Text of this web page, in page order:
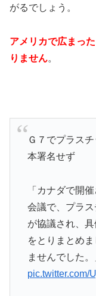
がるでしょう。
アメリカで広まっ
りません。
Ｇ７でプラス
本署名せず
「カナダで開
会議で、プラ
が協議され、
をとりまとめ
ませんでした。
pic.twitter.com/